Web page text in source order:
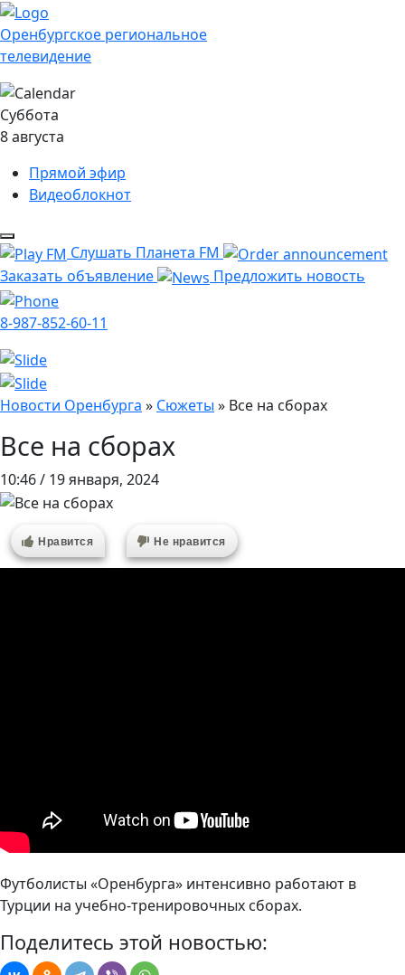
Оренбургское региональное
телевидение
Суббота
8 августа
Прямой эфир
Видеоблокнот
Слушать Планета FM
Заказать объявление
Предложить новость
8-987-852-60-11
Новости Оренбурга » Сюжеты » Все на сборах
Все на сборах
10:46 / 19 января, 2024
Нравится Не нравится
Футболисты «Оренбурга» интенсивно работают в
Турции на учебно-тренировочных сборах.
Поделитесь этой новостью: